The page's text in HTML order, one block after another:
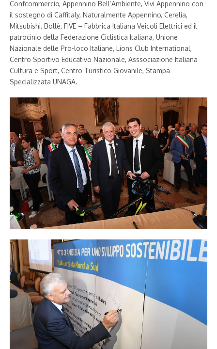
Confcommercio, Appennino Bell’Ambiente, Vivi Appennino con
il sostegno di Caffitaly, Naturalmente Appennino, Cerelia,
Mitsubishi, Bollè, FIVE – Fabbrica Italiana Veicoli Elettrici ed il
patrocinio della Federazione Ciclistica Italiana, Unione
Nazionale delle Pro-loco Italiane, Lions Club International,
Centro Sportivo Educativo Nazionale, Asssociazione Italiana
Cultura e Sport, Centro Turistico Giovanile, Stampa
Specializzata UNAGA.